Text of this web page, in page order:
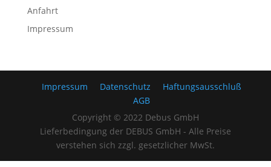
Anfahrt
Impressum
Impressum Datenschutz
Haftungsausschluß
AGB
Copyright © 2022 Debus GmbH
Lieferbedingung der DEBUS GmbH - Alle Preise
verstehen sich zzgl. gesetzlicher MwSt.